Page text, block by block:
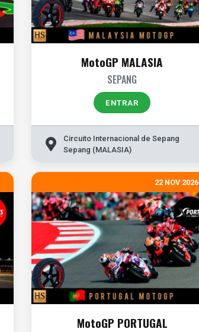
MotoGP MALASIA
SEPANG
ENTRAR
Circuito Internacional de Sepang
Sepang (MALASIA)
22 NOV 2026
MotoGP PORTUGAL